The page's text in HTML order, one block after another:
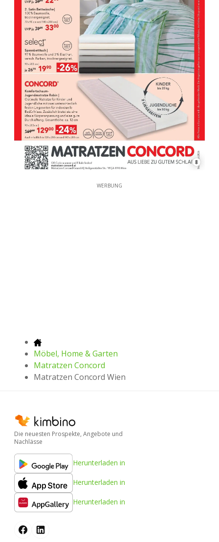
8
WERBUNG
Möbel, Home & Garten
Matratzen Concord
Matratzen Concord Wien
Die neuesten Prospekte, Angebote und
Nachlässe
Herunterladen in
Herunterladen in
Herunterladen in